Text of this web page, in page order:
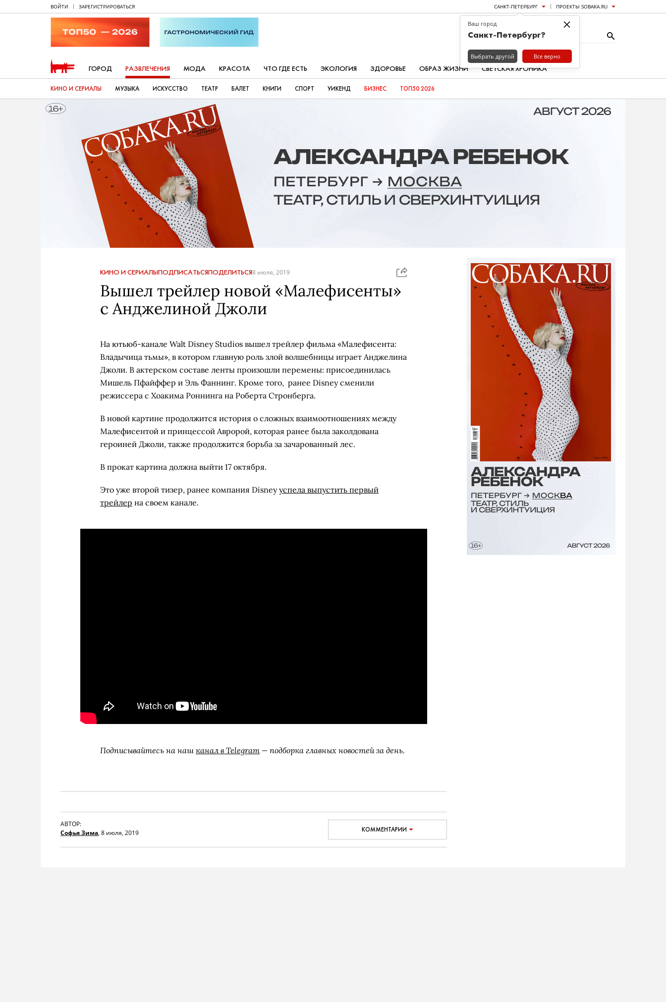
ВОЙТИ ЗАРЕГИСТРИРОВАТЬСЯ САНКТ-ПЕТЕРБУРГ ПРОЕКТЫ SOBAKA.RU
ГОРОД РАЗВЛЕЧЕНИЯ МОДА КРАСОТА ЧТО ГДЕ ЕСТЬ ЭКОЛОГИЯ ЗДОРОВЬЕ ОБРАЗ ЖИЗНИ СВЕТСКАЯ ХРОНИКА
КИНО И СЕРИАЛЫ МУЗЫКА ИСКУССТВО ТЕАТР БАЛЕТ КНИГИ СПОРТ УИКЕНД БИЗНЕС ТОП50 2026
КИНО И СЕРИАЛЫПОДПИСАТЬСЯПОДЕЛИТЬСЯ8 июля, 2019
Вышел трейлер новой «Малефисенты»
с Анджелиной Джоли
На ютьюб-канале Walt Disney Studios вышел трейлер фильма «Малефисента:
Владычица тьмы», в котором главную роль злой волшебницы играет Анджелина
Джоли. В актерском составе ленты произошли перемены: присоединилась
Мишель Пфайффер и Эль Фаннинг. Кроме того, ранее Disney сменили
режиссера с Хоакима Роннинга на Роберта Стронберга.
В новой картине продолжится история о сложных взаимоотношениях между
Малефисентой и принцессой Авророй, которая ранее была заколдована
героиней Джоли, также продолжится борьба за зачарованный лес.
В прокат картина должна выйти 17 октября.
Это уже второй тизер, ранее компания Disneyуспела выпустить первый
трейлер на своем канале.
Подписывайтесь на нашканал в Telegram — подборка главных новостей за день.
АВТОР:
Софья Зима, 8 июля, 2019 КОММЕНТАРИИ
×
Ваш город
Санкт-Петербург?
Выбрать другой Все верно